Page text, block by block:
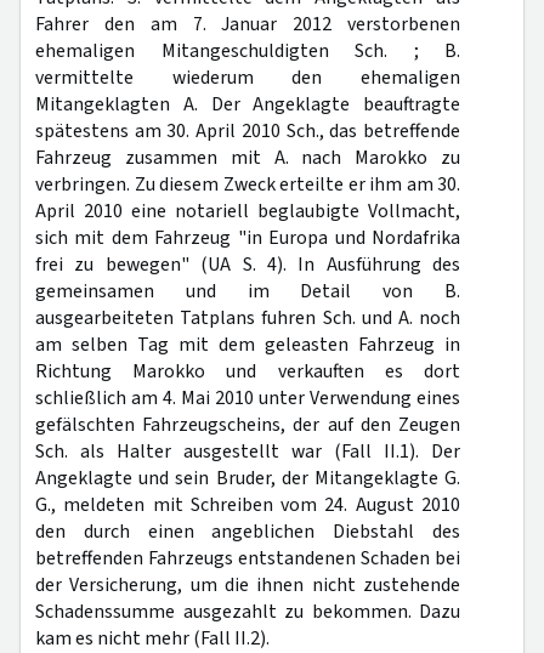
Fahrer den am 7. Januar 2012 verstorbenen
ehemaligen Mitangeschuldigten Sch. ; B.
vermittelte wiederum den ehemaligen
Mitangeklagten A. Der Angeklagte beauftragte
spätestens am 30. April 2010 Sch., das betreffende
Fahrzeug zusammen mit A. nach Marokko zu
verbringen. Zu diesem Zweck erteilte er ihm am 30.
April 2010 eine notariell beglaubigte Vollmacht,
sich mit dem Fahrzeug "in Europa und Nordafrika
frei zu bewegen" (UA S. 4). In Ausführung des
gemeinsamen und im Detail von B.
ausgearbeiteten Tatplans fuhren Sch. und A. noch
am selben Tag mit dem geleasten Fahrzeug in
Richtung Marokko und verkauften es dort
schließlich am 4. Mai 2010 unter Verwendung eines
gefälschten Fahrzeugscheins, der auf den Zeugen
Sch. als Halter ausgestellt war (Fall II.1). Der
Angeklagte und sein Bruder, der Mitangeklagte G.
G., meldeten mit Schreiben vom 24. August 2010
den durch einen angeblichen Diebstahl des
betreffenden Fahrzeugs entstandenen Schaden bei
der Versicherung, um die ihnen nicht zustehende
Schadenssumme ausgezahlt zu bekommen. Dazu
kam es nicht mehr (Fall II.2).